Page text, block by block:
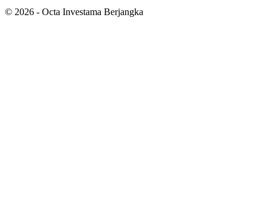
© 2026 - Octa Investama Berjangka